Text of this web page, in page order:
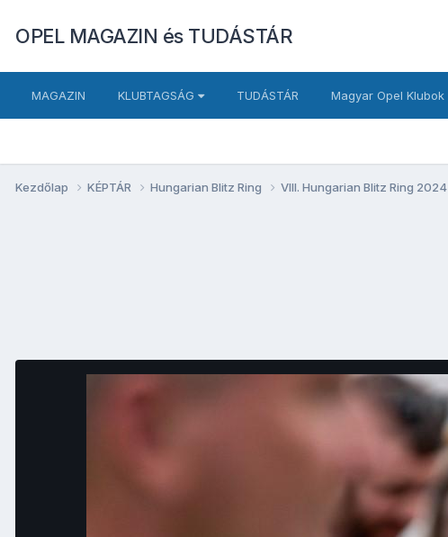
OPEL MAGAZIN és TUDÁSTÁR
MAGAZIN KLUBTAGSÁG TUDÁSTÁR Magyar Opel Klubok
Kezdőlap KÉPTÁR Hungarian Blitz Ring VIII. Hungarian Blitz Ring 2024